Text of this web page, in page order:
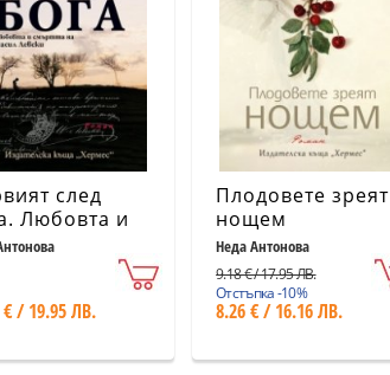
след
Любовта и
на Васил
€ / 19.95 ЛВ.
Плодовете зреят
нощем
Неда Антонова
9.18 € / 17.95 ЛВ.
Отстъпка -10%
8.26 € / 16.16 ЛВ.